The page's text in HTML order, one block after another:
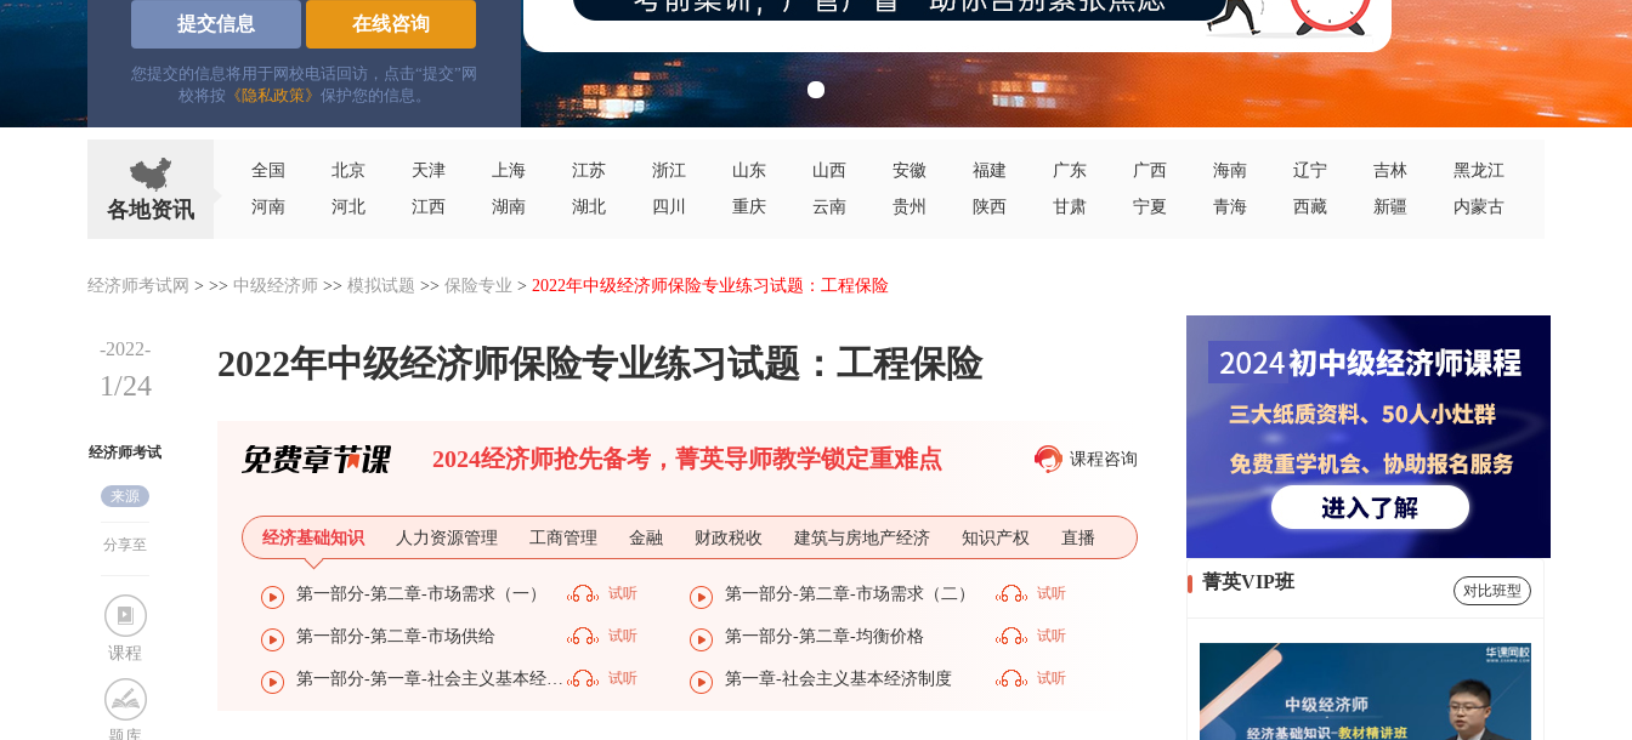
提交信息 在线咨询
您提交的信息将用于网校电话回访，点击“提交”网
校将按 《隐私政策》 保护您的信息。
各地资讯
全国 北京 天津 上海 江苏 浙江 山东 山西 安徽 福建 广东 广西 海南 辽宁 吉林
黑龙江
河南
河北 江西 湖南 湖北 四川 重庆 云南 贵州 陕西 甘肃 宁夏 青海 西藏 新疆 内蒙古
经济师考试网 > >> 中级经济师 >> 模拟试题 >> 保险专业 > 2022年中级经济师保险专业练习试题：工程保险
-2022-
1/24
经济师考试
网
来源
分享至
课程
2022年中级经济师保险专业练习试题：工程保险
2024经济师抢先备考，菁英导师教学锁定重难点 课程咨询
经济基础知识 人力资源管理 工商管理 金融 财政税收 建筑与房地产经济 知识产权 直播
第一部分-第二章-市场需求（一） 试听 第一部分-第二章-市场需求（二） 试听
第一部分-第二章-市场供给 试听 第一部分-第二章-均衡价格 试听
第一部分-第一章-社会主义基本经济制度 试听 第一章-社会主义基本经济制度 试听
菁英VIP班 对比班型